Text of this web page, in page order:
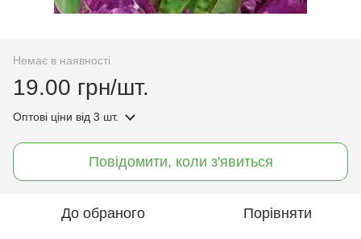
Немає в наявності
19.00 грн/шт.
Оптові ціни від 3 шт.
Повідомити, коли з'явиться
До обраного Порівняти